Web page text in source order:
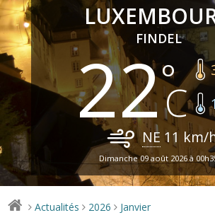
FINDEL
22
NE 11 km/
Dimanche 09 août 2026 à
> Actualités > 2026 > Janvier